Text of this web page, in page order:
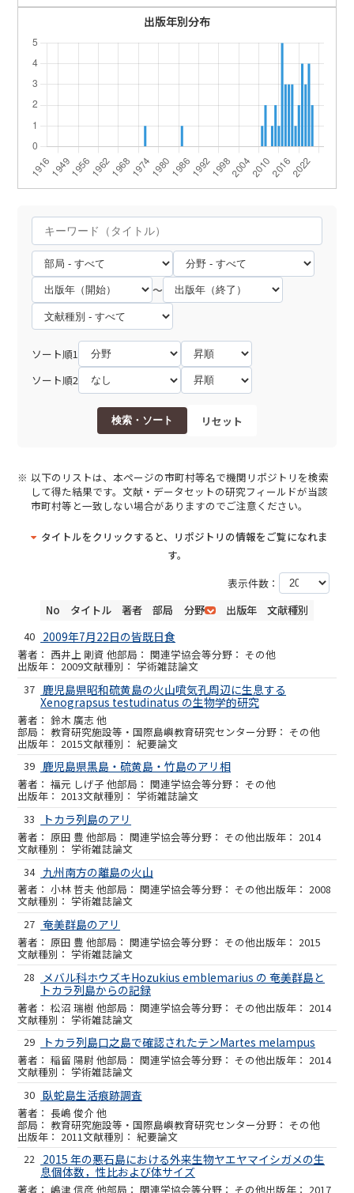
出版年別分布
～
ソート順1
ソート順2
検索・ソート リセット
以下のリストは、本ページの市町村等名で機関リポジトリを検索
して得た結果です。文献・データセットの研究フィールドが当該
市町村等と一致しない場合がありますのでご注意ください。
タイトルをクリックすると、リポジトリの情報をご覧になれま
す。
表示件数：
No
タイトル 著者 部局 分野 出版年
文献種別
40 2009年7月22日の皆既日食
西井上 剛資 他 関連学協会等 その他
2009
学術雑誌論文
37 鹿児島県昭和硫黄島の火山噴気孔周辺に生息する
Xenograpsus testudinatus の生物学的研究
鈴木 廣志 他
教育研究施設等・国際島嶼教育研究センター その他
2015
紀要論文
39 鹿児島県黒島・硫黄島・竹島のアリ相
福元 しげ子 他 関連学協会等 その他
2013
学術雑誌論文
33
トカラ列島のアリ
原田 豊 他 関連学協会等 その他 2014
学術雑誌論文
34 九州南方の離島の火山
小林 哲夫 他 関連学協会等 その他 2008
学術雑誌論文
27 奄美群島のアリ
原田 豊 他 関連学協会等 その他 2015
学術雑誌論文
28
メバル科ホウズキHozukius emblemarius の 奄美群島と
トカラ列島からの記録
松沼 瑞樹 他 関連学協会等 その他 2014
学術雑誌論文
29
トカラ列島口之島で確認されたテンMartes melampus
稲留 陽尉 他 関連学協会等 その他 2014
学術雑誌論文
30 臥蛇島生活痕跡調査
長嶋 俊介 他
教育研究施設等・国際島嶼教育研究センター その他
2011
紀要論文
22 2015 年の悪石島における外来生物ヤエヤマイシガメの生
息個体数，性比および体サイズ
嶋津 信彦 他 関連学協会等 その他 2017